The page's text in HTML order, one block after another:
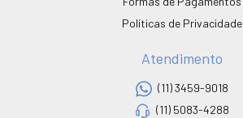
Políticas de Privacidade
Atendimento
(11) 3459-9018
(11) 5083-4288